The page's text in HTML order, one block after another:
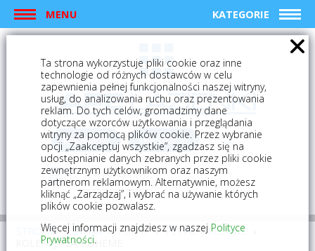
MENU KATEGORIE
logowanie rejestracja
Mój koszyk (0)
STRONA GŁÓWNA PŁYTKI
PŁYTKI GRESOWE
KOLEKCJA LA BOHEME
Ta strona wykorzystuje pliki cookie oraz inne
technologie od różnych dostawców w celu
zapewnienia pełnej funkcjonalności naszej witryny,
usług, do analizowania ruchu oraz prezentowania
reklam. Do tych celów, gromadzimy dane
dotyczące wzorców użytkowania i przeglądania
witryny za pomocą plików cookie. Przez wybranie
opcji „Zaakceptuj wszystkie”, zgadzasz się na
udostępnianie danych zebranych przez pliki cookie
zewnętrznym użytkownikom oraz naszym
partnerom reklamowym. Alternatywnie, możesz
kliknąć „Zarządzaj”, i wybrać na używanie których
plików cookie pozwalasz.
Więcej informacji znajdziesz w naszej Polityce
Prywatności.